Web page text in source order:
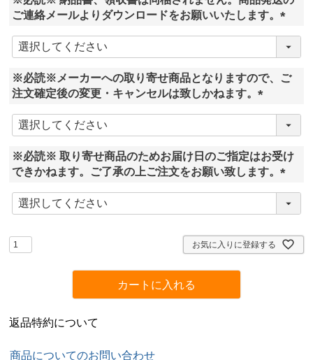
ご連絡メールよりダウンロードをお願いいたします。
(
必
)
※必読※メーカーへの取り寄せ商品となりますので、ご
注文確定後の変更・キャンセルは致しかねます。
(
)
※必読※ 取り寄せ商品のためお届け日のご指定はお受け
できかねます。ご了承の上ご注文をお願い致します。
(
必
)
お気に入りに登録する
カートに入れる
返品特約について
商品についてのお問い合わせ